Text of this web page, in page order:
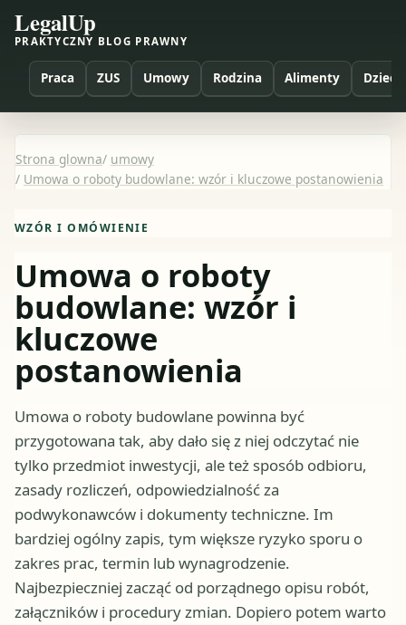
LegalUp
PRAKTYCZNY BLOG PRAWNY
Praca ZUS Umowy Rodzina Alimenty Dzieci
Strona glowna/ umowy
/ Umowa o roboty budowlane: wzór i kluczowe postanowienia
WZÓR I OMÓWIENIE
Umowa o roboty
budowlane: wzór i
kluczowe
postanowienia
Umowa o roboty budowlane powinna być
przygotowana tak, aby dało się z niej odczytać nie
tylko przedmiot inwestycji, ale też sposób odbioru,
zasady rozliczeń, odpowiedzialność za
podwykonawców i dokumenty techniczne. Im
bardziej ogólny zapis, tym większe ryzyko sporu o
zakres prac, termin lub wynagrodzenie.
Najbezpieczniej zacząć od porządnego opisu robót,
załączników i procedury zmian. Dopiero potem warto